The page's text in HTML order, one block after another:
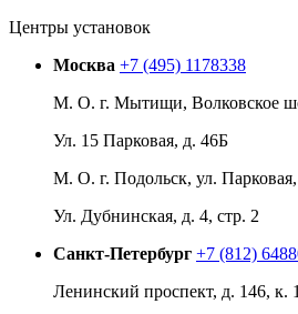
Центры установок
Москва +7 (495) 1178338
М. О. г. Мытищи, Волковское
Ул. 15 Парковая, д. 46Б
М. О. г. Подольск, ул.
Ул. Дубнинская, д. 4, стр. 2
Санкт-Петербург +7 (812)
Ленинский проспект, д. 146, к. 1